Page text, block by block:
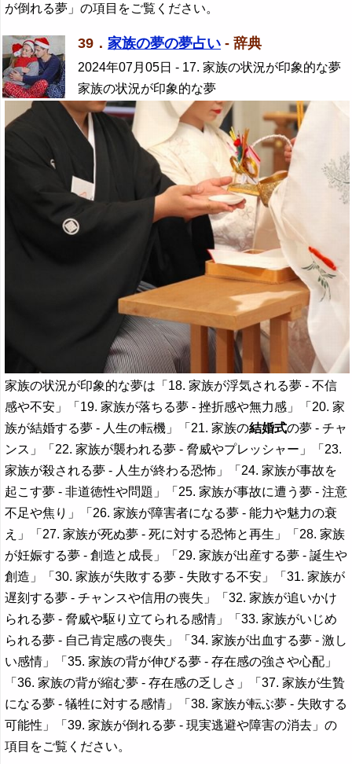
が倒れる夢」の項目をご覧ください。
39． 家族の夢の夢占い - 辞典
2024年07月05日 - 17. 家族の状況が印象的な夢
家族の状況が印象的な夢
家族の状況が印象的な夢は「18. 家族が浮気される夢 - 不信
感や不安」「19. 家族が落ちる夢 - 挫折感や無力感」「20. 家
族が結婚する夢 - 人生の転機」「21. 家族の結婚式の夢 - チャ
ンス」「22. 家族が襲われる夢 - 脅威やプレッシャー」「23.
家族が殺される夢 - 人生が終わる恐怖」「24. 家族が事故を
起こす夢 - 非道徳性や問題」「25. 家族が事故に遭う夢 - 注意
不足や焦り」「26. 家族が障害者になる夢 - 能力や魅力の衰
え」「27. 家族が死ぬ夢 - 死に対する恐怖と再生」「28. 家族
が妊娠する夢 - 創造と成長」「29. 家族が出産する夢 - 誕生や
創造」「30. 家族が失敗する夢 - 失敗する不安」「31. 家族が
遅刻する夢 - チャンスや信用の喪失」「32. 家族が追いかけ
られる夢 - 脅威や駆り立てられる感情」「33. 家族がいじめ
られる夢 - 自己肯定感の喪失」「34. 家族が出血する夢 - 激し
い感情」「35. 家族の背が伸びる夢 - 存在感の強さや心配」
「36. 家族の背が縮む夢 - 存在感の乏しさ」「37. 家族が生贄
になる夢 - 犠牲に対する感情」「38. 家族が転ぶ夢 - 失敗する
可能性」「39. 家族が倒れる夢 - 現実逃避や障害の消去」の
項目をご覧ください。